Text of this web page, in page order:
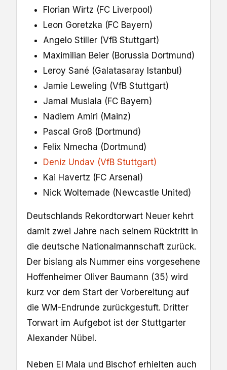
Florian Wirtz (FC Liverpool)
Leon Goretzka (FC Bayern)
Angelo Stiller (VfB Stuttgart)
Maximilian Beier (Borussia Dortmund)
Leroy Sané (Galatasaray Istanbul)
Jamie Leweling (VfB Stuttgart)
Jamal Musiala (FC Bayern)
Nadiem Amiri (Mainz)
Pascal Groß (Dortmund)
Felix Nmecha (Dortmund)
Deniz Undav (VfB Stuttgart)
Kai Havertz (FC Arsenal)
Nick Woltemade (Newcastle United)
Deutschlands Rekordtorwart Neuer kehrt
damit zwei Jahre nach seinem Rücktritt in
die deutsche Nationalmannschaft zurück.
Der bislang als Nummer eins vorgesehene
Hoffenheimer Oliver Baumann (35) wird
kurz vor dem Start der Vorbereitung auf
die WM-Endrunde zurückgestuft. Dritter
Torwart im Aufgebot ist der Stuttgarter
Alexander Nübel.
Neben El Mala und Bischof erhielten auch